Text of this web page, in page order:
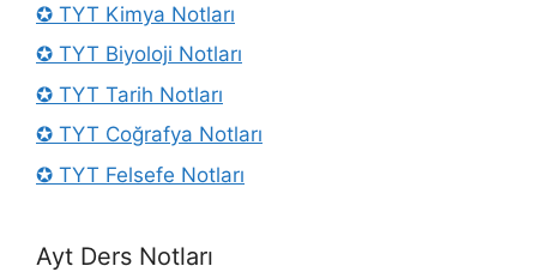
✪ TYT Kimya Notları
✪ TYT Biyoloji Notları
✪ TYT Tarih Notları
✪ TYT Coğrafya Notları
✪ TYT Felsefe Notları
Ayt Ders Notları